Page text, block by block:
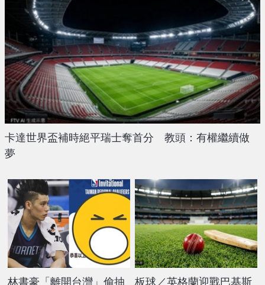
卡達世界盃補時絕平瑞士奪首分 教頭：有權繼續做
夢
林書豪「離開台灣」偷抽
板球／英格蘭迎戰巴基斯